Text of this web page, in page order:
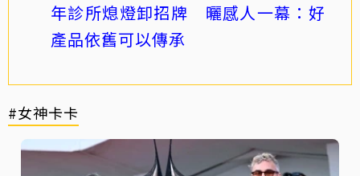
年診所熄燈卸招牌 曬感人一幕：好
產品依舊可以傳承
#女神卡卡